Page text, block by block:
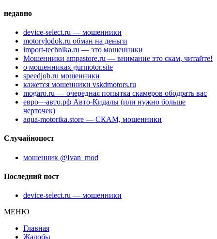
недавно
device-select.ru — мошенники
motorylodok.ru обман на деньги
import-technika.ru — это мошенники
Мошенники ampastore.ru — внимание это скам, читайте!
о мошенниках gurmotor.site
speedjob.ru мошенники
кажется мошенники vskdmotors.ru
mogaro.ru — очередная попытка скамеров ободрать вас
евро—авто.рф Авто-Кидалы (или нужно больше
черточек)
aqua-motorika.store — СКАМ, мошенники
Случайнопост
мошенник @Ivan_mod
Последний пост
device-select.ru — мошенники
МЕНЮ
Главная
Жалобы